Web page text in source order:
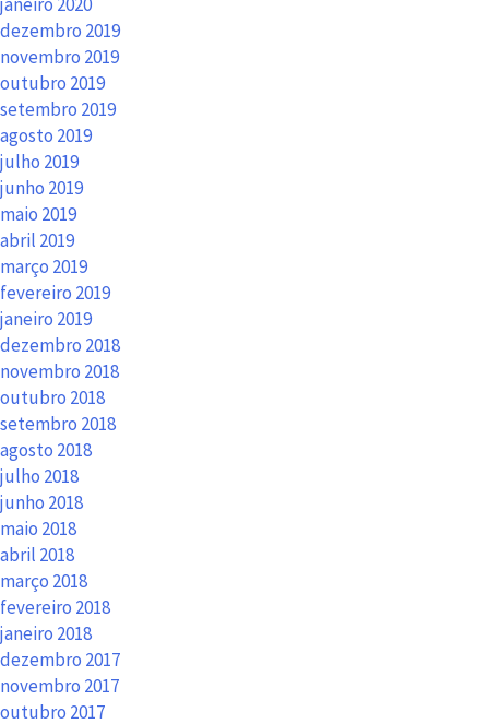
dezembro 2019
novembro 2019
outubro 2019
setembro 2019
agosto 2019
julho 2019
junho 2019
maio 2019
abril 2019
março 2019
fevereiro 2019
janeiro 2019
dezembro 2018
novembro 2018
outubro 2018
setembro 2018
agosto 2018
julho 2018
junho 2018
maio 2018
abril 2018
março 2018
fevereiro 2018
janeiro 2018
dezembro 2017
novembro 2017
outubro 2017